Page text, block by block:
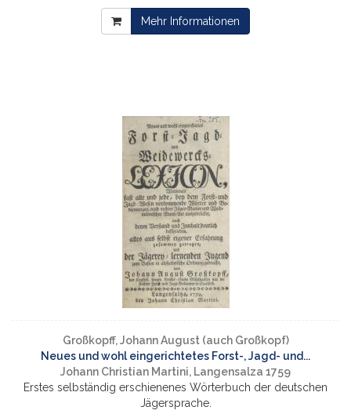
Mehr Informationen
Großkopff, Johann August (auch Großkopf)
Neues und wohl eingerichtetes Forst-, Jagd- und...
Johann Christian Martini, Langensalza 1759
Erstes selbständig erschienenes Wörterbuch der deutschen
Jägersprache.